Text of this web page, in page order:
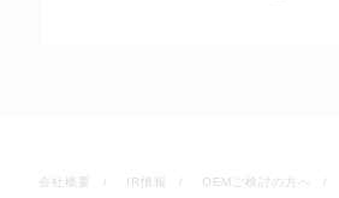
会社概要 IR情報 OEMご検討の方へ